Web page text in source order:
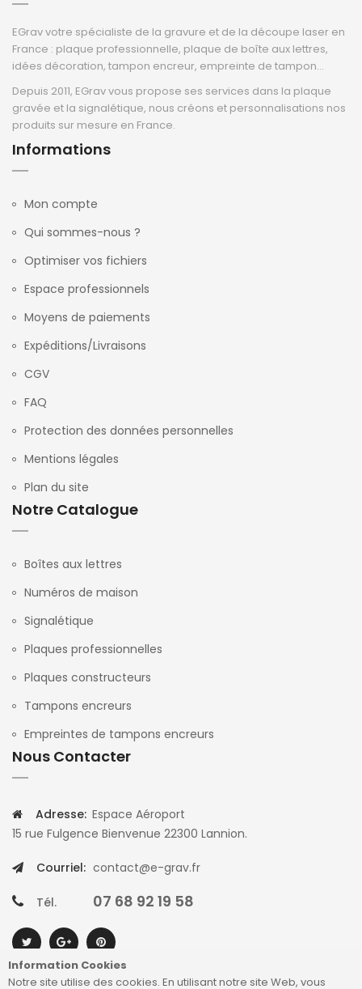
EGrav votre spécialiste de la gravure et de la découpe laser en
France : plaque professionnelle, plaque de boîte aux lettres,
idées décoration, tampon encreur, empreinte de tampon...
Depuis 2011, EGrav vous propose ses services dans la plaque
gravée et la signalétique, nous créons et personnalisations nos
produits sur mesure en France.
Informations
Mon compte
Qui sommes-nous ?
Optimiser vos fichiers
Espace professionnels
Moyens de paiements
Expéditions/Livraisons
CGV
FAQ
Protection des données personnelles
Mentions légales
Plan du site
Notre Catalogue
Boîtes aux lettres
Numéros de maison
Signalétique
Plaques professionnelles
Plaques constructeurs
Tampons encreurs
Empreintes de tampons encreurs
Nous Contacter
Adresse: Espace Aéroport
15 rue Fulgence Bienvenue 22300 Lannion.
Courriel: contact@e-grav.fr
Tél. 07 68 92 19 58
Information Cookies
Notre site utilise des cookies. En utilisant notre site Web, vous